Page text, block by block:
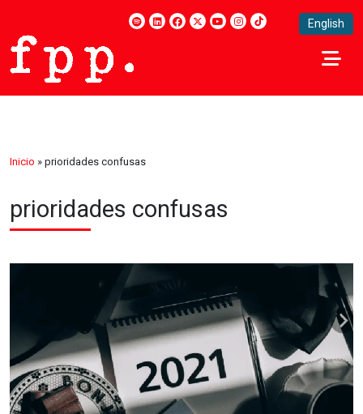
English
Inicio » prioridades confusas
prioridades confusas